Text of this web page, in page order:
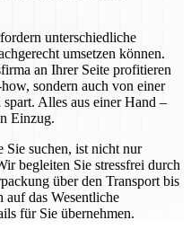
unterschiedliche
umsetzen können.
an Ihrer Seite profitieren
sondern auch von einer
Alles aus einer Hand –
Einzug.
suchen, ist nicht nur
begleiten Sie stressfrei durch
über den Transport bis
das Wesentliche
für Sie übernehmen.